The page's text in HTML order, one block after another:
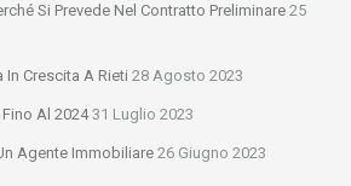
Si Prevede Nel Contratto Preliminare 25
In Crescita A Rieti 28 Agosto 2023
Al 2024 31 Luglio 2023
Agente Immobiliare 26 Giugno 2023